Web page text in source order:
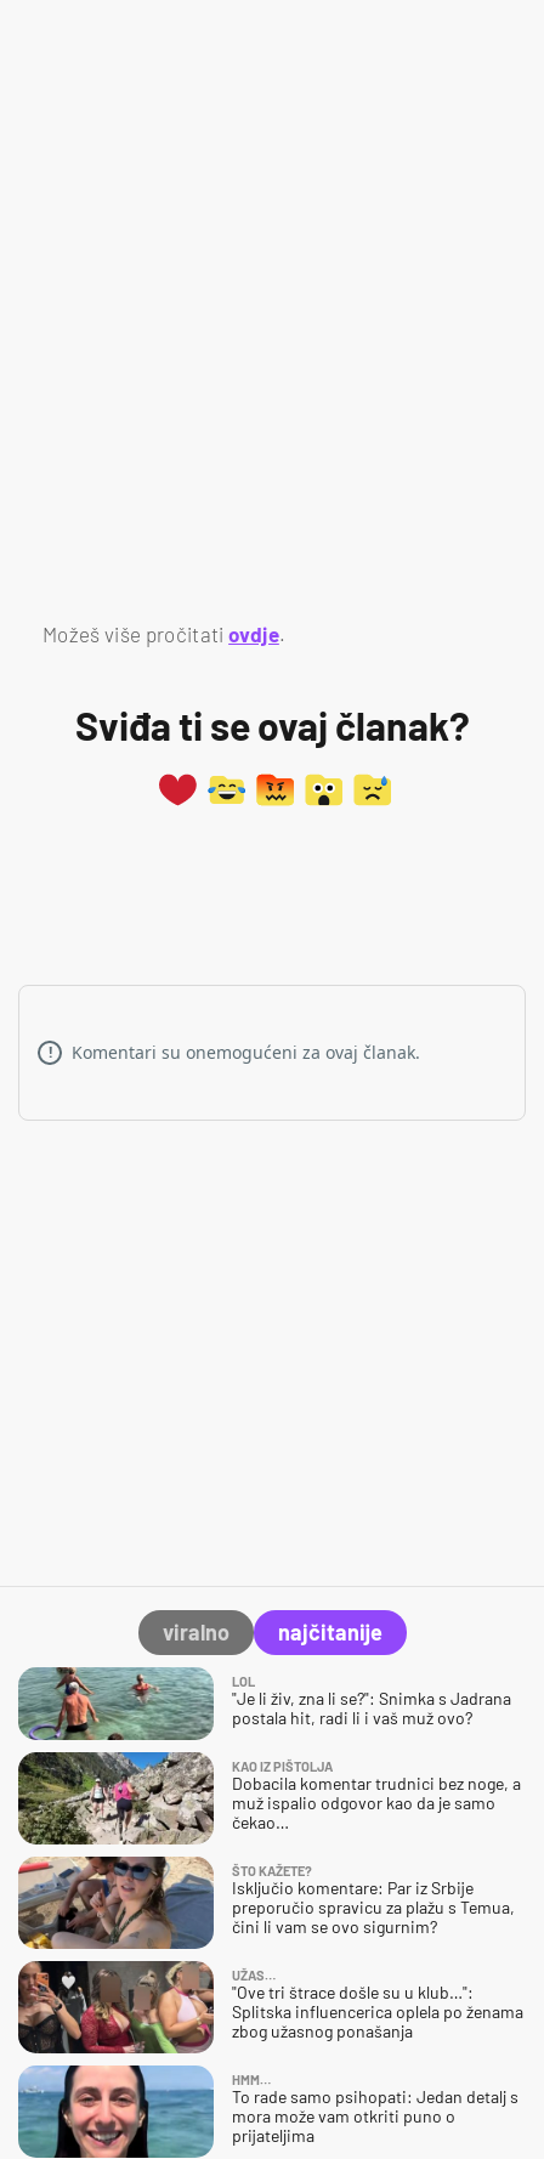
Možeš više pročitatiovdje.
Sviđa ti se ovaj članak?
! Komentari su onemogućeni za ovaj članak.
viralno najčitanije
LOL
"Je li živ, zna li se?": Snimka s Jadrana
postala hit, radi li i vaš muž ovo?
KAO IZ PIŠTOLJA
Dobacila komentar trudnici bez noge, a
muž ispalio odgovor kao da je samo
čekao…
ŠTO KAŽETE?
Isključio komentare: Par iz Srbije
preporučio spravicu za plažu s Temua,
čini li vam se ovo sigurnim?
UŽAS…
"Ove tri štrace došle su u klub…":
Splitska influencerica oplela po ženama
zbog užasnog ponašanja
HMM…
To rade samo psihopati: Jedan detalj s
mora može vam otkriti puno o
prijateljima